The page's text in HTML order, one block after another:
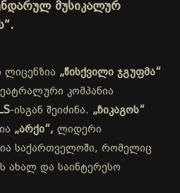
მუსიკალურ
ლიცენზია „წისქვილი ჯგუფმა“
კომპანია
-ისგან შეიძინა. „ჩიკაგოს“
„არქი“, ლიდერი
საქართველოში, რომელიც
ახალ და საინტერესო